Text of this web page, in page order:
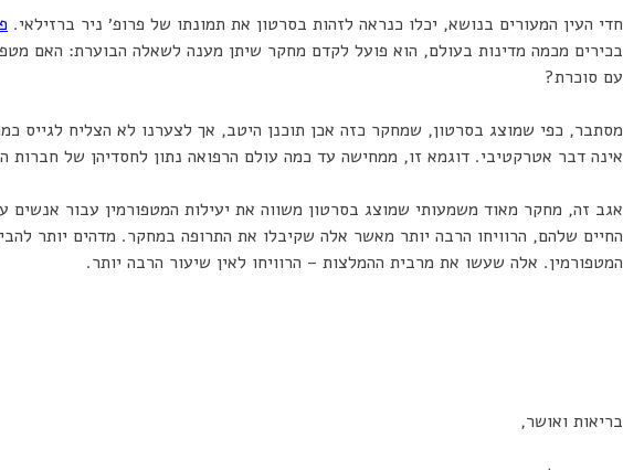
חדי העין המעורים בנושא, יכלו כנראה לזהות בסרטון את תמונתו של פרופ׳ ניר ברזילאי.
בכירים מכמה מדינות בעולם, הוא פועל לקדם מחקר שיתן מענה לשאלה הבוערת: האם
עם סוכרת?
מסתבר, כפי שמוצג בסרטון, שמחקר כזה אכן תוכנן היטב, אך לצערנו לא הצליח לגייס
אינה דבר אטרקטיבי. דוגמא זו, ממחישה עד כמה עולם הרפואה נתון לחסדיהן של
אגב זה, מחקר מאוד משמעותי שמוצג בסרטון משווה את יעילות המטפורמין עבור
החיים שלהם, הרוויחו הרבה יותר מאשר אלה שקיבלו את התרופה במחקר. מדהים יותר
המטפורמין. אלה שעשו את מרבית ההמלצות – הרוויחו לאין שיעור הרבה יותר.
בריאות ואושר,